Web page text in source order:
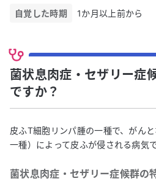
自覚した時期 1か月以上前から
菌状息肉症・セザリー症
ですか？
皮ふT細胞リンパ腫の一種で、がん
一種）によって皮ふが侵される病気で
菌状息肉症・セザリー症候群の